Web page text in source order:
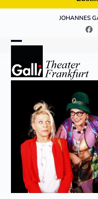
JOHANNES
mobile
menu
mobile
menu